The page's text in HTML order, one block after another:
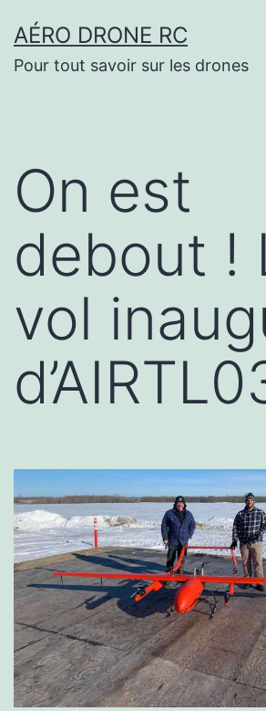
au
contenu
AÉRO DRONE RC
Pour tout savoir sur les drones
On est
debout !
vol